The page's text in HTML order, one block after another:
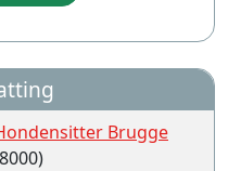
Brugge